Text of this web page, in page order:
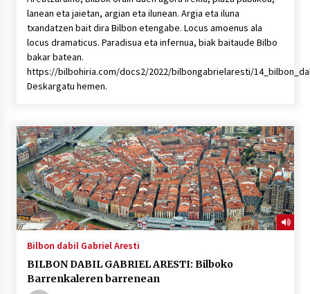
lanean eta jaietan, argian eta ilunean. Argia eta iluna
txandatzen bait dira Bilbon etengabe. Locus amoenus ala
locus dramaticus. Paradisua eta infernua, biak baitaude Bilbo
bakar batean.
https://bilbohiria.com/docs2/2022/bilbongabrielaresti/
Deskargatu hemen.
Bilbon dabil Gabriel Aresti
BILBON DABIL GABRIEL ARESTI: Bilboko
Barrenkaleren barrenean